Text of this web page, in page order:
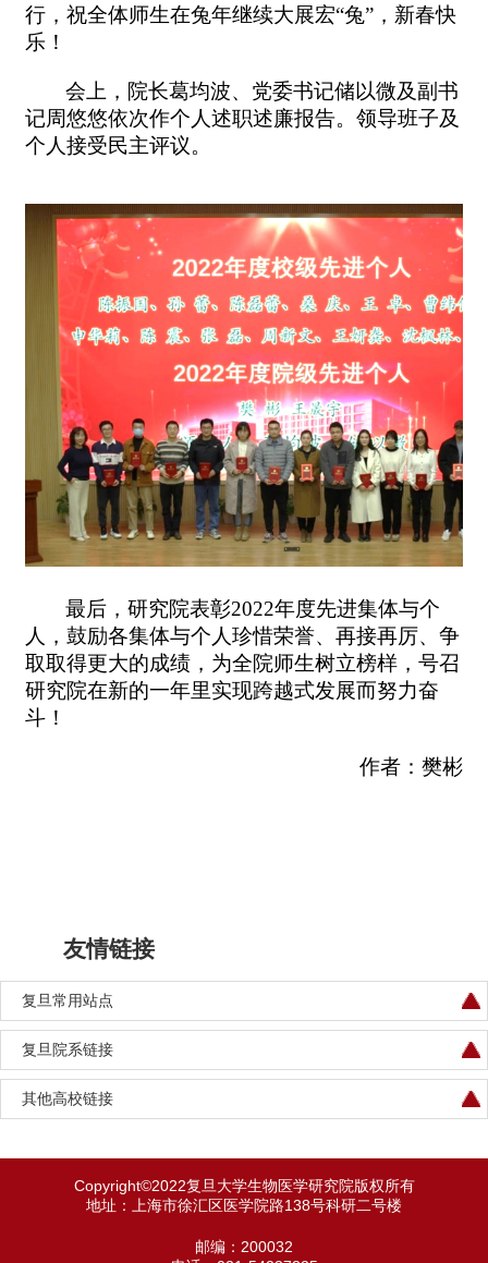
行，祝全体师生在兔年继续大展宏“兔”，新春快
乐！
会上，院长葛均波、党委书记储以微及副书
记周悠悠依次作个人述职述廉报告。领导班子及
个人接受民主评议。
最后，研究院表彰2022年度先进集体与个
人，鼓励各集体与个人珍惜荣誉、再接再厉、争
取取得更大的成绩，为全院师生树立榜样，号召
研究院在新的一年里实现跨越式发展而努力奋
斗！
作者：樊彬
友情链接
复旦常用站点
复旦院系链接
其他高校链接
Copyright©2022复旦大学生物医学研究院版权所有
地址：上海市徐汇区医学院路138号科研二号楼
邮编：200032